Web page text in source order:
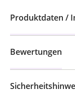
Produktdaten /
Bewertungen